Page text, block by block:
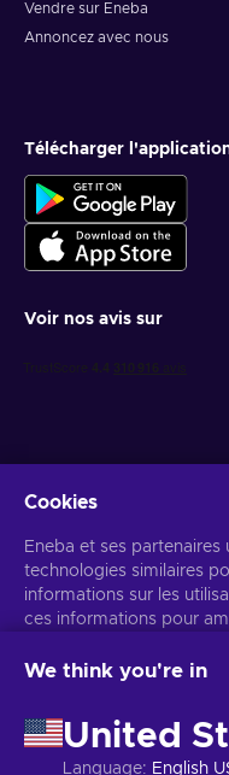
Vendre sur Eneba
Annoncez avec nous
Télécharger
Voir nos avis sur
Vous pouvez vous
Cookies
Eneba et ses
technologies similaires
informations sur les
ces informations pour
également être utilisées
l'utilisation de ces
Vous pouvez ajuster
« Personnaliser ».
We think you're in
United
Language: English